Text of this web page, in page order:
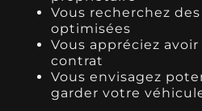
Vous recherchez
optimisées
Vous appréciez
contrat
Vous envisagez
garder votre